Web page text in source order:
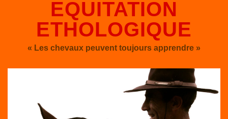
EQUITATION
ETHOLOGIQUE
« Les chevaux peuvent toujours apprendre »